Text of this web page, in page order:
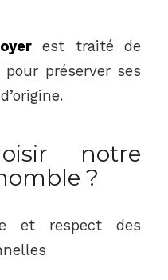
est traité de
pour préserver ses
notre
?
et respect des